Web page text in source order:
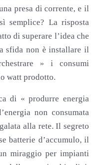
presa di corrente, e il
semplice? La risposta
di superare l’idea che
sfida non è installare il
» i consumi
watt prodotto.
di « produrre energia
non consumata
alla rete. Il segreto
batterie d’accumulo, il
miraggio per impianti